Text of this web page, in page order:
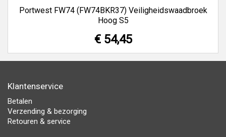
Portwest FW74 (FW74BKR37) Veiligheidswaadbroek
Hoog S5
€ 54,45
Klantenservice
Betalen
Verzending & bezorging
Retouren & service